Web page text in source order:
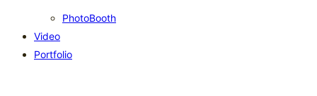
PhotoBooth
Video
Portfolio